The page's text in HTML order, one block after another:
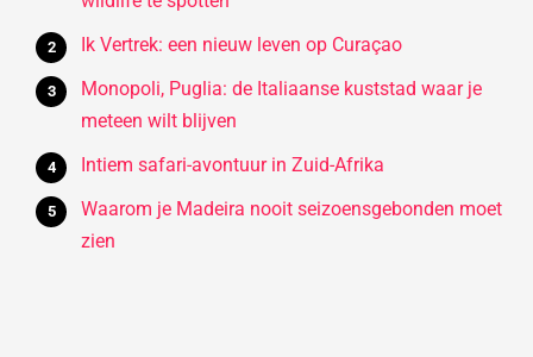
Ik Vertrek: een nieuw leven op Curaçao
Monopoli, Puglia: de Italiaanse kuststad waar je
meteen wilt blijven
Intiem safari-avontuur in Zuid-Afrika
Waarom je Madeira nooit seizoensgebonden moet
zien